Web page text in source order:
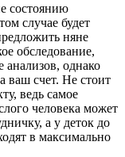
состоянию
случае будет
няне
обследование,
анализов, однако
ваш счет. Не стоит
ведь самое
человека может
а у деток до
в максимально